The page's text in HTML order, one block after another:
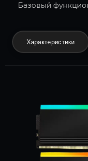
Базовый
Характеристики